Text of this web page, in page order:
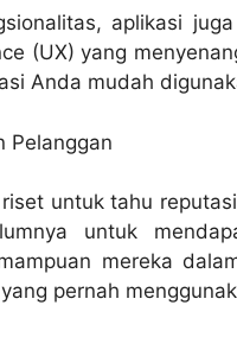
aplikasi
(UX) yang
Anda mudah
Pelanggan
untuk tahu
untuk
mereka
pernah